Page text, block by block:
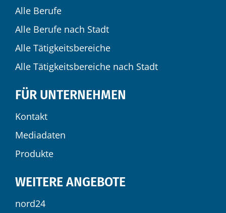
Alle Berufe
Alle Berufe nach Stadt
Alle Tätigkeitsbereiche
Alle Tätigkeitsbereiche nach Stadt
FÜR UNTERNEHMEN
Kontakt
Mediadaten
Produkte
WEITERE ANGEBOTE
nord24